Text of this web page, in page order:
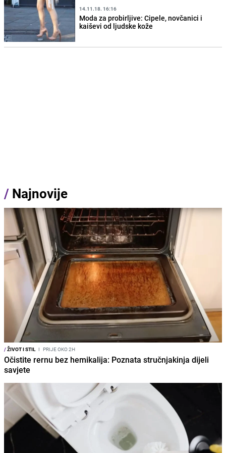
14.11.18. 16:16
Moda za probirljive: Cipele, novčanici i
kaiševi od ljudske kože
/ Najnovije
/ŽIVOT I STIL I PRIJE OKO 2H
Očistite rernu bez hemikalija: Poznata stručnjakinja dijeli
savjete